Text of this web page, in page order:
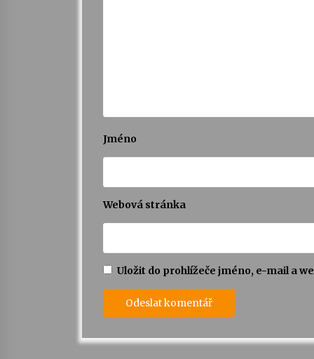
Jméno
Webová stránka
Uložit do prohlížeče jméno, e-mail a